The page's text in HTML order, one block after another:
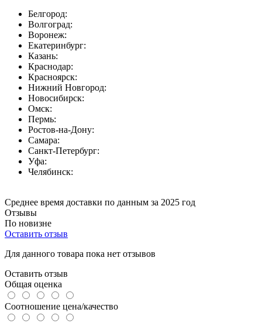
Белгород:
Волгоград:
Воронеж:
Екатеринбург:
Казань:
Краснодар:
Красноярск:
Нижний Новгород:
Новосибирск:
Омск:
Пермь:
Ростов-на-Дону:
Самара:
Санкт-Петербург:
Уфа:
Челябинск:
Среднее время доставки по данным за 2025 год
Отзывы
По новизне
Оставить отзыв
Для данного товара пока нет отзывов
Оставить отзыв
Общая оценка
Соотношение цена/качество